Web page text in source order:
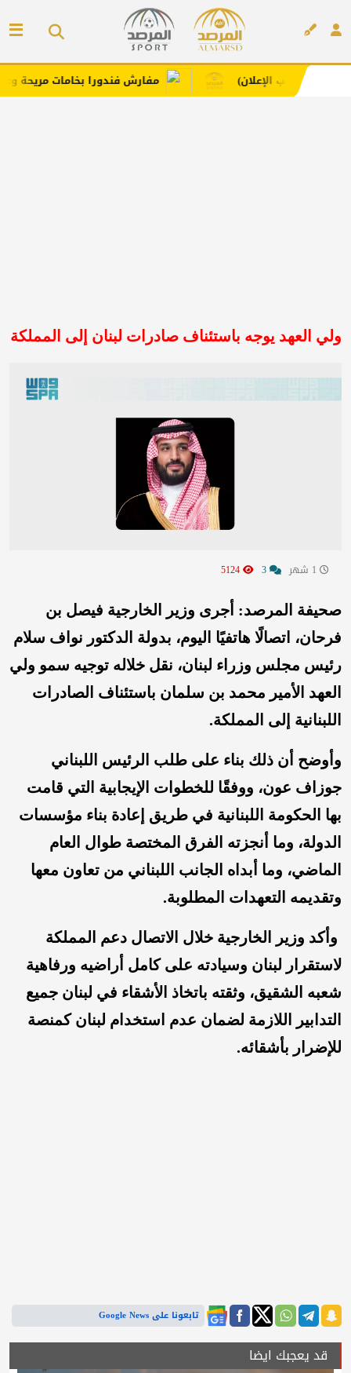
مفارش فندورا بخامات مريحة وعصرية مع كود
ولي العهد يوجه باستئناف صادرات لبنان إلى المملكة
صحيفة المرصد: أجرى وزير الخارجية فيصل بن
فرحان، اتصالًا هاتفيًا اليوم، بدولة الدكتور نواف سلام
رئيس مجلس وزراء لبنان، نقل خلاله توجيه سمو ولي
العهد الأمير محمد بن سلمان باستئناف الصادرات
اللبنانية إلى المملكة.
وأوضح أن ذلك بناء على طلب الرئيس اللبناني
جوزاف عون، ووفقًا للخطوات الإيجابية التي قامت
بها الحكومة اللبنانية في طريق إعادة بناء مؤسسات
الدولة، وما أنجزته الفرق المختصة طوال العام
الماضي، وما أبداه الجانب اللبناني من تعاون معها
وتقديمه التعهدات المطلوبة.
وأكد وزير الخارجية خلال الاتصال دعم المملكة
لاستقرار لبنان وسيادته على كامل أراضيه ورفاهية
شعبه الشقيق، وثقته باتخاذ الأشقاء في لبنان جميع
التدابير اللازمة لضمان عدم استخدام لبنان كمنصة
للإضرار بأشقائه.
تابعونا على Google News
قد يعجبك ايضا